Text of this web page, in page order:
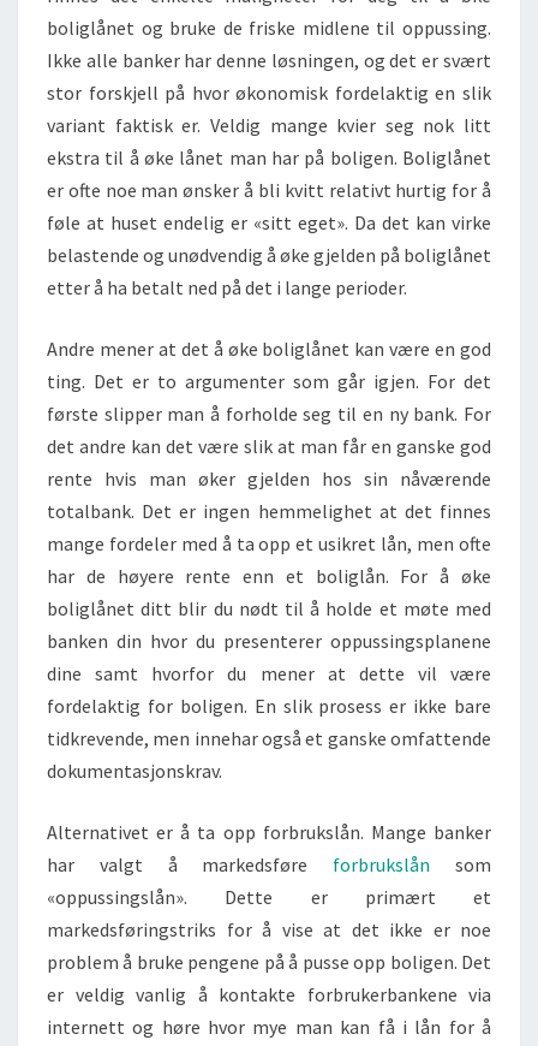
boliglånet og bruke de friske midlene til oppussing.
Ikke alle banker har denne løsningen, og det er svært
stor forskjell på hvor økonomisk fordelaktig en slik
variant faktisk er. Veldig mange kvier seg nok litt
ekstra til å øke lånet man har på boligen. Boliglånet
er ofte noe man ønsker å bli kvitt relativt hurtig for å
føle at huset endelig er «sitt eget». Da det kan virke
belastende og unødvendig å øke gjelden på boliglånet
etter å ha betalt ned på det i lange perioder.
Andre mener at det å øke boliglånet kan være en god
ting. Det er to argumenter som går igjen. For det
første slipper man å forholde seg til en ny bank. For
det andre kan det være slik at man får en ganske god
rente hvis man øker gjelden hos sin nåværende
totalbank. Det er ingen hemmelighet at det finnes
mange fordeler med å ta opp et usikret lån, men ofte
har de høyere rente enn et boliglån. For å øke
boliglånet ditt blir du nødt til å holde et møte med
banken din hvor du presenterer oppussingsplanene
dine samt hvorfor du mener at dette vil være
fordelaktig for boligen. En slik prosess er ikke bare
tidkrevende, men innehar også et ganske omfattende
dokumentasjonskrav.
Alternativet er å ta opp forbrukslån. Mange banker
har valgt å markedsføre forbrukslån som
«oppussingslån». Dette er primært et
markedsføringstriks for å vise at det ikke er noe
problem å bruke pengene på å pusse opp boligen. Det
er veldig vanlig å kontakte forbrukerbankene via
internett og høre hvor mye man kan få i lån for å